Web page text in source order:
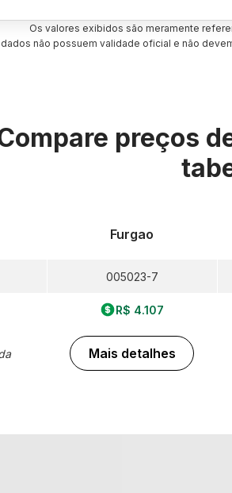
Os valores exibidos são meramente
dados não possuem validade oficial e não
preços
Furgao
005023-7
R$ 4.107
Mais detalhes